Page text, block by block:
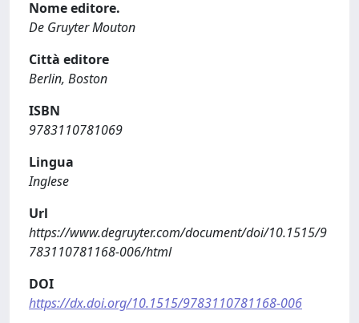
Nome editore.
De Gruyter Mouton
Città editore
Berlin, Boston
ISBN
9783110781069
Lingua
Inglese
Url
https://www.degruyter.com/document/doi/10.1515/9
783110781168-006/html
DOI
https://dx.doi.org/10.1515/9783110781168-006